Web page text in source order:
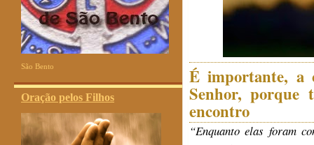
São Bento
Oração pelos Filhos
É importante, a
Senhor, porque
encontro
“Enquanto elas foram